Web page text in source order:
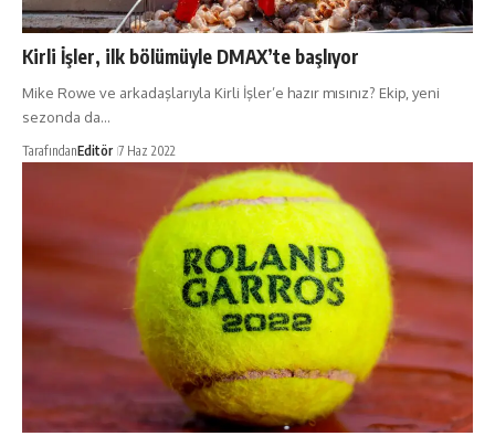
Kirli İşler, ilk bölümüyle DMAX’te başlıyor
Mike Rowe ve arkadaşlarıyla Kirli İşler’e hazır mısınız? Ekip, yeni
sezonda da…
TarafındanEditör 7 Haz 2022